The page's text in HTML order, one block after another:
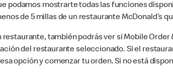
podamos mostrarte todas las funciones
de 5 millas de un restaurante McDonald’s
también podrás ver si Mobile
del restaurante seleccionado. Si el
opción y comenzar tu orden. Si no está